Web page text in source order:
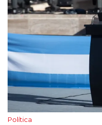
Política